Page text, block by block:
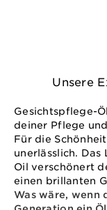
Unsere
Gesichtspflege-
deiner Pflege
Für die
unerlässlich.
Oil verschönert
einen brillanten
Was wäre, wenn